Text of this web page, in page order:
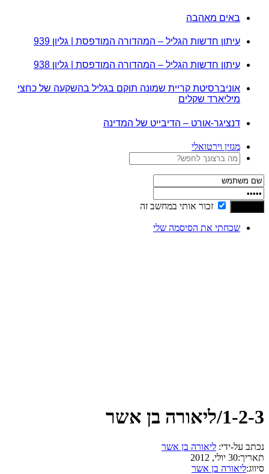
באים מאהבה
עיתון חדשות הגליל – המהדורה המודפסת | גליון 939
עיתון חדשות הגליל – המהדורה המודפסת | גליון 938
אוניברסיטת קריית שמונה תוקם בגליל בהשקעה של כחצי
מיליארד שקלים
דנציגר-אורט – הדיבייט של המדינה
מגזין וירטואלי
זכור אותי במחשב זה
שכחתי את הסיסמה שלי
1-2-3/ליאורה בן אשר
נכתב על-ידי: ליאורה בן אשר
תאריך:30 יולי, 2012
סיווג:ליאורה בן אשר